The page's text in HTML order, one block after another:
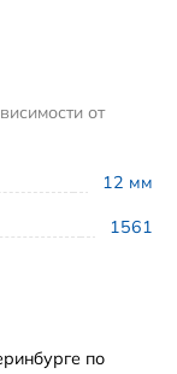
12 мм
1561
от
по